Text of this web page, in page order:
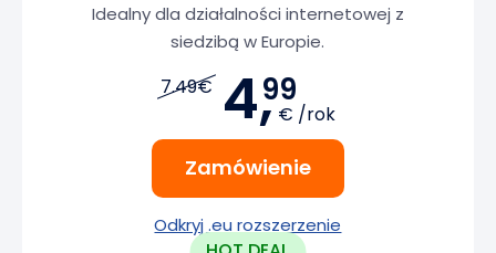
Idealny dla działalności internetowej z
siedzibą w Europie.
7.49€ 4,99
€ /rok
Zamówienie
Odkryj .eu rozszerzenie